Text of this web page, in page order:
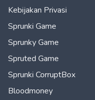
Kebijakan Privasi
Sprunki Game
Sprunky Game
Spruted Game
Sprunki CorruptBox
Bloodmoney